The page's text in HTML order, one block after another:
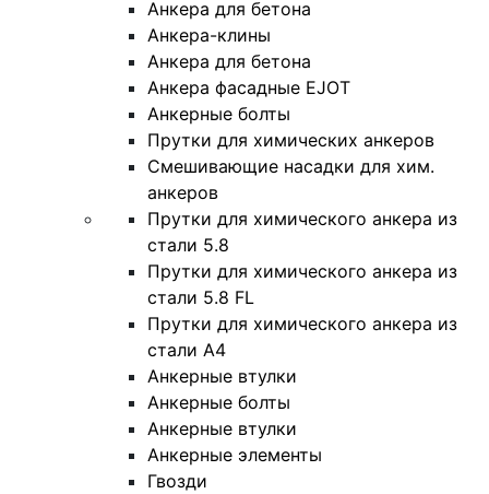
Анкера для бетона
Анкера-клины
Анкера для бетона
Анкера фасадные EJOT
Анкерные болты
Прутки для химических анкеров
Смешивающие насадки для хим.
анкеров
Прутки для химического анкера из
стали 5.8
Прутки для химического анкера из
стали 5.8 FL
Прутки для химического анкера из
стали А4
Анкерные втулки
Анкерные болты
Анкерные втулки
Анкерные элементы
Гвозди